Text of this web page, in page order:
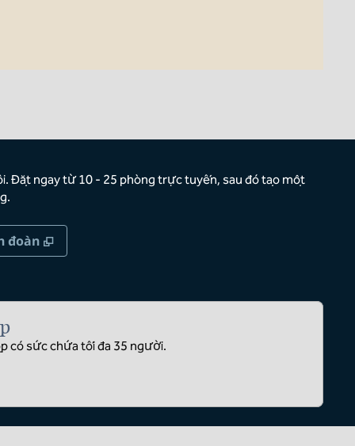
Đặt ngay từ 10 - 25 phòng trực tuyến, sau đó tạo một
đoàn ,
có sức chứa tối đa 35 người.